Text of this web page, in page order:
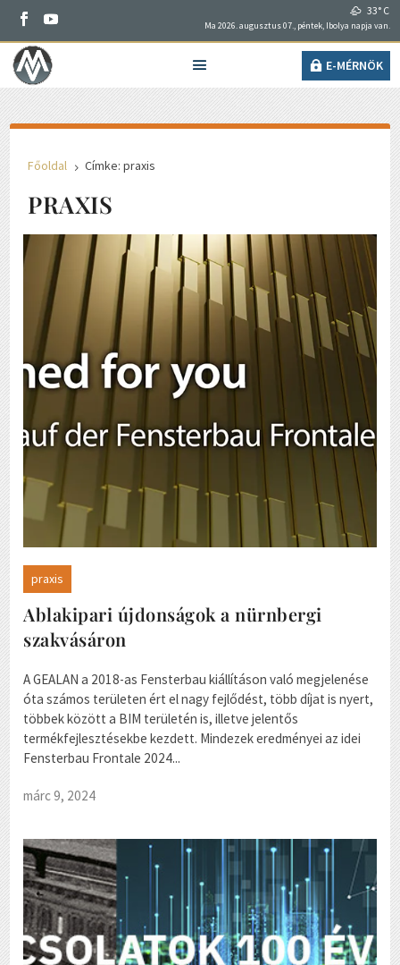
33° C
Ma 2026. augusztus 07., péntek, Ibolya napja van.
E-MÉRNÖK
Főoldal 5 Címke: praxis
PRAXIS
praxis
Ablakipari újdonságok a nürnbergi
szakvásáron
A GEALAN a 2018-as Fensterbau kiállításon való megjelenése
óta számos területen ért el nagy fejlődést, több díjat is nyert,
többek között a BIM területén is, illetve jelentős
termékfejlesztésekbe kezdett. Mindezek eredményei az idei
Fensterbau Frontale 2024...
márc 9, 2024